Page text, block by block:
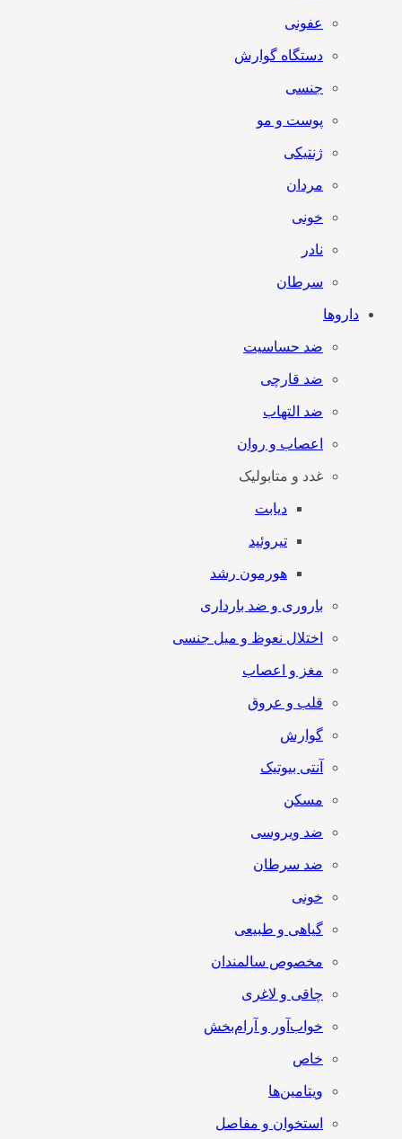
عفونی
دستگاه گوارش
جنسی
پوست و مو
ژنتیکی
مردان
خونی
نادر
سرطان
داروها
ضد حساسیت
ضد قارچی
ضد التهاب
اعصاب و روان
غدد و متابولیک
دیابت
تیروئید
هورمون رشد
باروری و ضد بارداری
اختلال نعوظ و میل جنسی
مغز و اعصاب
قلب و عروق
گوارش
آنتی‌ بیوتیک
مسکن
ضد ویروسی
ضد سرطان
خونی
گیاهی و طبیعی
مخصوص سالمندان
چاقی و لاغری
خواب‌آور و آرام‌بخش
خاص
ویتامین‌ها
استخوان و مفاصل